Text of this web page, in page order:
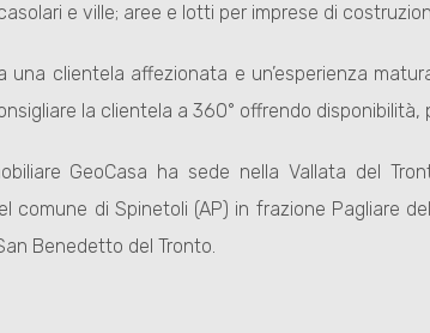
e ville; aree e lotti per imprese di
una clientela affezionata e un’esperienza
la clientela a 360° offrendo
GeoCasa ha sede nella Vallata del
comune di Spinetoli (AP) in frazione Pagliare
Benedetto del Tronto.